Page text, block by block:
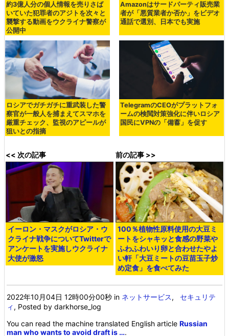
約3億人分の個人情報を売りさば
いていた犯罪者のアジトを次々と
襲撃する動画をウクライナ警察が
公開中
Amazonはサードパーティ販売業
者が「悪質業者か否か」をビデオ
通話で選別、日本でも実施
ロシアでガチガチに重武装した警
察官が一般人を捕まえてスマホを
厳重チェック、監視のアピールが
狙いとの指摘
TelegramのCEOがプラットフォ
ームの検閲対策強化に伴いロシア
国民にVPNの「備蓄」を促す
<< 次の記事
イーロン・マスクがロシア・ウ
クライナ戦争についてTwitterで
アンケートを実施しウクライナ
大使が激怒
前の記事 >>
100％植物性原料使用の大豆ミ
ートをシャキッと食感の野菜や
ふわふわいり卵と合わせたやよ
い軒「大豆ミートの豆苗玉子炒
め定食」を食べてみた
2022年10月04日 12時00分00秒 in ネットサービス, セキュリテ
ィ , Posted by darkhorse_log
You can read the machine translated English articleRussian
man who wants to avoid draft is ….